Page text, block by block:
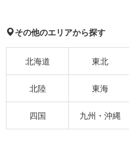
その他のエリアから探す
北海道 東北
北陸 東海
四国 九州・沖縄